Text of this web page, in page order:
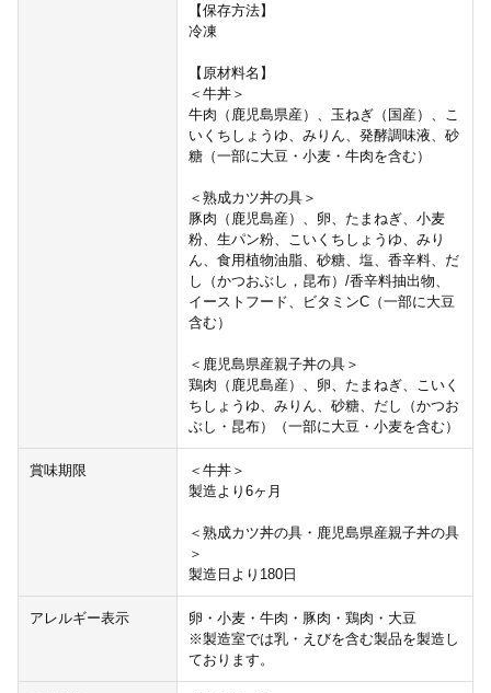
【保存方法】
冷凍
【原材料名】
＜牛丼＞
牛肉（鹿児島県産）、玉ねぎ（国産）、こ
いくちしょうゆ、みりん、発酵調味液、砂
糖（一部に大豆・小麦・牛肉を含む）
＜熟成カツ丼の具＞
豚肉（鹿児島産）、卵、たまねぎ、小麦
粉、生パン粉、こいくちしょうゆ、みり
ん、食用植物油脂、砂糖、塩、香辛料、だ
し（かつおぶし，昆布）/香辛料抽出物、
イーストフード、ビタミンC（一部に大豆
含む）
＜鹿児島県産親子丼の具＞
鶏肉（鹿児島産）、卵、たまねぎ、こいく
ちしょうゆ、みりん、砂糖、だし（かつお
ぶし・昆布）（一部に大豆・小麦を含む）
賞味期限
＜牛丼＞
製造より6ヶ月
＜熟成カツ丼の具・鹿児島県産親子丼の具
＞
製造日より180日
アレルギー表示
卵・小麦・牛肉・豚肉・鶏肉・大豆
※製造室では乳・えびを含む製品を製造し
ております。